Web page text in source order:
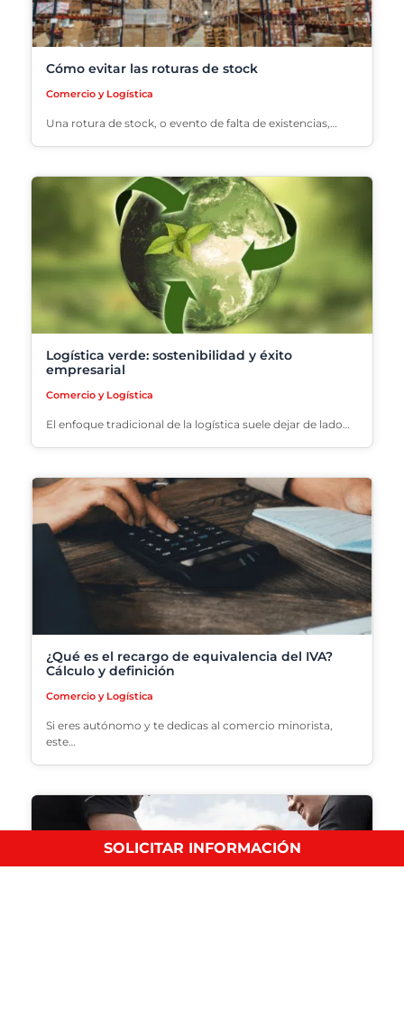
Cómo evitar las roturas de stock
Comercio y Logística
Una rotura de stock, o evento de falta de existencias,…
Logística verde: sostenibilidad y éxito
empresarial
Comercio y Logística
El enfoque tradicional de la logística suele dejar de lado…
¿Qué es el recargo de equivalencia del IVA?
Cálculo y definición
Comercio y Logística
Si eres autónomo y te dedicas al comercio minorista,
este…
SOLICITAR INFORMACIÓN